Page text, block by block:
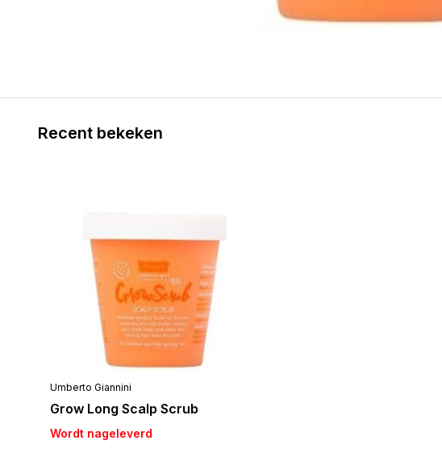
Recent bekeken
Umberto Giannini
Grow Long Scalp Scrub
Wordt nageleverd